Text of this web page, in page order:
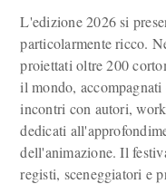
L'edizione 2026 si
particolarmente ricco.
proiettati oltre 200
il mondo,
incontri con autori,
dedicati
dell'animazione. Il
registi, sceneggiatori e